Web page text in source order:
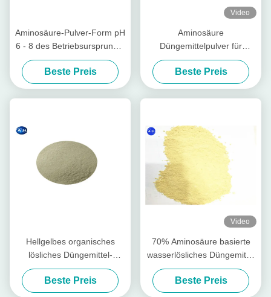
Aminosäure-Pulver-Form pH
6 - 8 des Betriebsursprungs-
hohe Stickstoff-organischen
Düngemittel-65%
Beste Preis
Video
Aminosäure
Düngemittelpulver für
Pflanzenwachstum PH 4-6
als alkalische
Bodenkonditioner
Beste Preis
Hellgelbes organisches
lösliches Düngemittel-
Gemüseursprung alles
Ernte-Pflanzen
Beste Preis
Video
70% Aminosäure basierte
wasserlösliches Düngemittel
des Düngemittel-100%
Beste Preis